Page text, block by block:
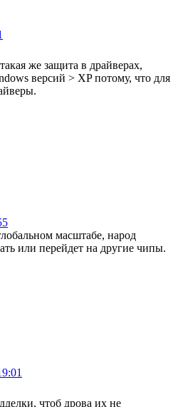
же защита в драйверах,
версий > XP потому, что для
масштабе, народ
или перейдет на другие чипы.
чтоб дрова их не